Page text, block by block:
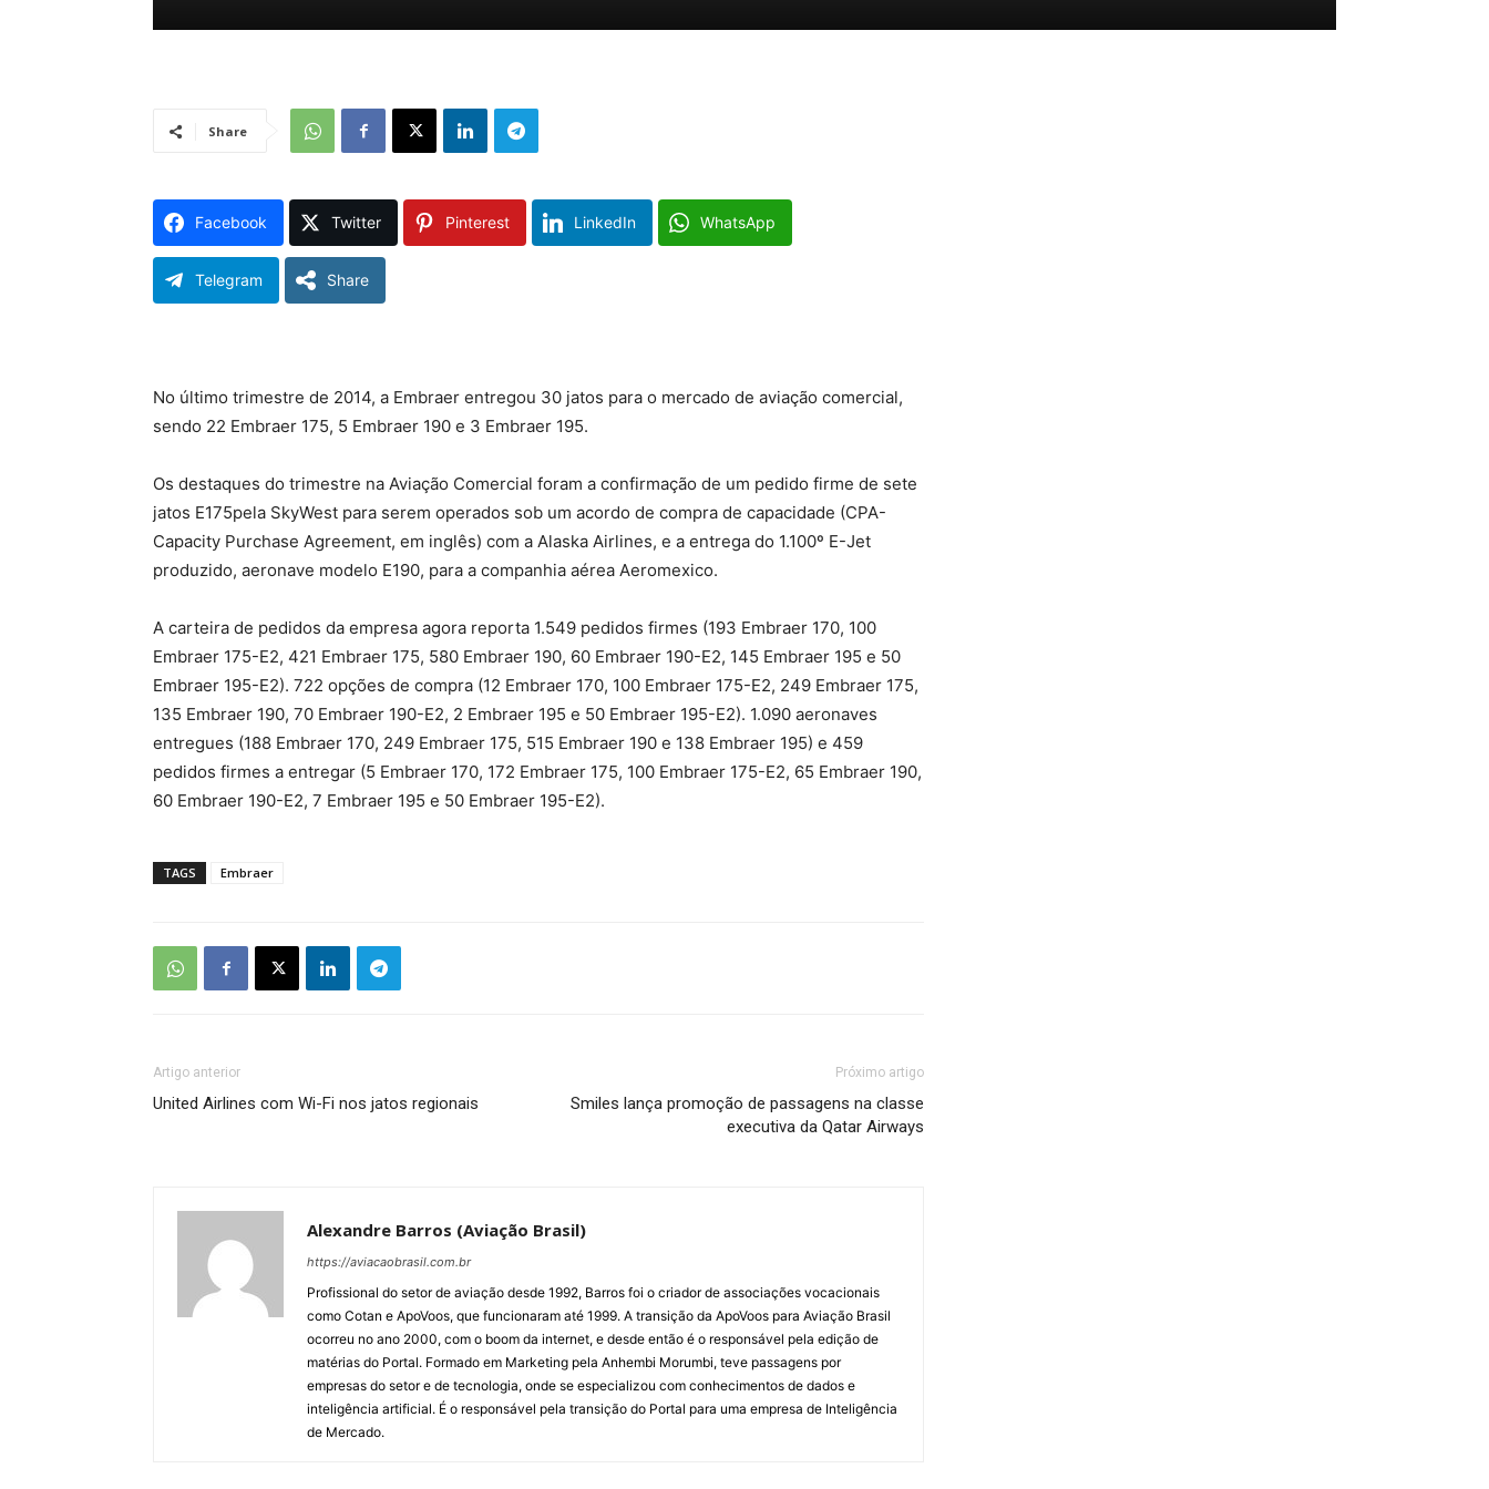
Share
Facebook Twitter Pinterest LinkedIn WhatsApp
Telegram Share
No último trimestre de 2014, a Embraer entregou 30 jatos para o mercado de aviação comercial,
sendo 22 Embraer 175, 5 Embraer 190 e 3 Embraer 195.
Os destaques do trimestre na Aviação Comercial foram a confirmação de um pedido firme de sete
jatos E175pela SkyWest para serem operados sob um acordo de compra de capacidade (CPA-
Capacity Purchase Agreement, em inglês) com a Alaska Airlines, e a entrega do 1.100º E-Jet
produzido, aeronave modelo E190, para a companhia aérea Aeromexico.
A carteira de pedidos da empresa agora reporta 1.549 pedidos firmes (193 Embraer 170, 100
Embraer 175-E2, 421 Embraer 175, 580 Embraer 190, 60 Embraer 190-E2, 145 Embraer 195 e 50
Embraer 195-E2). 722 opções de compra (12 Embraer 170, 100 Embraer 175-E2, 249 Embraer 175,
135 Embraer 190, 70 Embraer 190-E2, 2 Embraer 195 e 50 Embraer 195-E2). 1.090 aeronaves
entregues (188 Embraer 170, 249 Embraer 175, 515 Embraer 190 e 138 Embraer 195) e 459
pedidos firmes a entregar (5 Embraer 170, 172 Embraer 175, 100 Embraer 175-E2, 65 Embraer 190,
60 Embraer 190-E2, 7 Embraer 195 e 50 Embraer 195-E2).
TAGS Embraer
Artigo anterior
United Airlines com Wi-Fi nos jatos regionais
Próximo artigo
Smiles lança promoção de passagens na classe
executiva da Qatar Airways
Alexandre Barros (Aviação Brasil)
https://aviacaobrasil.com.br
Profissional do setor de aviação desde 1992, Barros foi o criador de associações vocacionais
como Cotan e ApoVoos, que funcionaram até 1999. A transição da ApoVoos para Aviação Brasil
ocorreu no ano 2000, com o boom da internet, e desde então é o responsável pela edição de
matérias do Portal. Formado em Marketing pela Anhembi Morumbi, teve passagens por
empresas do setor e de tecnologia, onde se especializou com conhecimentos de dados e
inteligência artificial. É o responsável pela transição do Portal para uma empresa de Inteligência
de Mercado.